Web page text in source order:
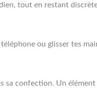
tout en restant
ou glisser tes
sa confection. Un